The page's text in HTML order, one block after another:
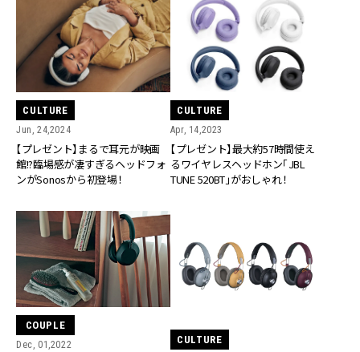
CULTURE
Jun, 24,2024
【プレゼント】まるで耳元が映画
館!?臨場感が凄すぎるヘッドフォ
ンがSonosから初登場！
CULTURE
Apr, 14,2023
【プレゼント】最大約57時間使え
るワイヤレスヘッドホン「JBL
TUNE 520BT」がおしゃれ！
COUPLE
Dec, 01,2022 CULTURE